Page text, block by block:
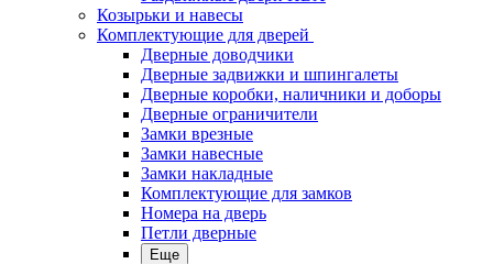
Козырьки и навесы
Комплектующие для дверей
Дверные доводчики
Дверные задвижки и шпингалеты
Дверные коробки, наличники и доборы
Дверные ограничители
Замки врезные
Замки навесные
Замки накладные
Комплектующие для замков
Номера на дверь
Петли дверные
Еще